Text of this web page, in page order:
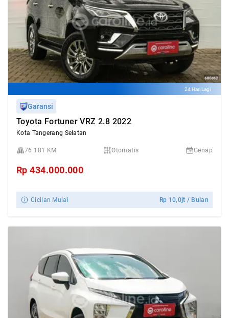
24 Hari Lagi
Garansi
Toyota Fortuner VRZ 2.8 2022
Kota Tangerang Selatan
76.181 KM Otomatis Genap
Rp434.000.000
Cicilan Mulai Rp 10,0jt / Bulan